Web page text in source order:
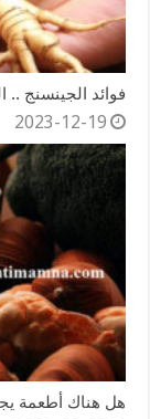
فوائد الجينسنج ..
2023-12-19
هل هناك أطعمة